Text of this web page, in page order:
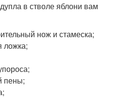
в стволе яблони вам
нож и стамеска;
ложка;
пены;